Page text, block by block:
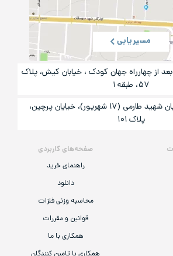
صفحه‌های کاربردی
راهنمای خرید
دانلود
محاسبه وزنی فلزات
قوانین و مقررات
همکاری با ما
مسیریابی
بعد از چهارراه جهان کودک ، خیابان کیش، پلاک
۵۷، طبقه ۱
تهران، شادآباد، خیابان شهید طارمی (۱۷ شهریور)، خیایان پرچین،
پلاک ۱۰۱